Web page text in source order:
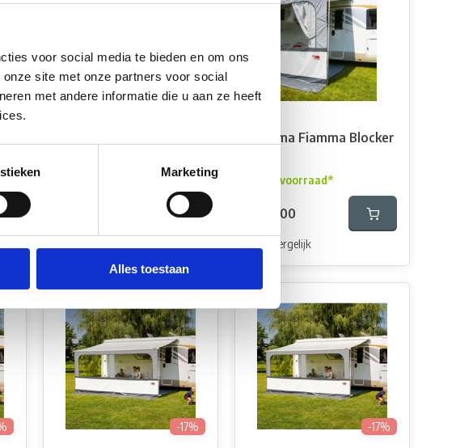
voor social media te bieden en om ons
site met onze partners voor social
met andere informatie die u aan ze heeft
Marketing
Alles toestaan
-17%
Fiamma Fiamma Blocker
Op voorraad*
€176,00
Vergelijk
-17% -17%